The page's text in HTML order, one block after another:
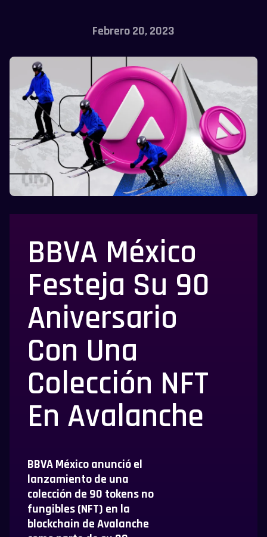
Febrero 20, 2023
BBVA México
Festeja Su 90
Aniversario
Con Una
Colección NFT
En Avalanche
BBVA México anunció el
lanzamiento de una
colección de 90 tokens no
fungibles (NFT) en la
blockchain de Avalanche